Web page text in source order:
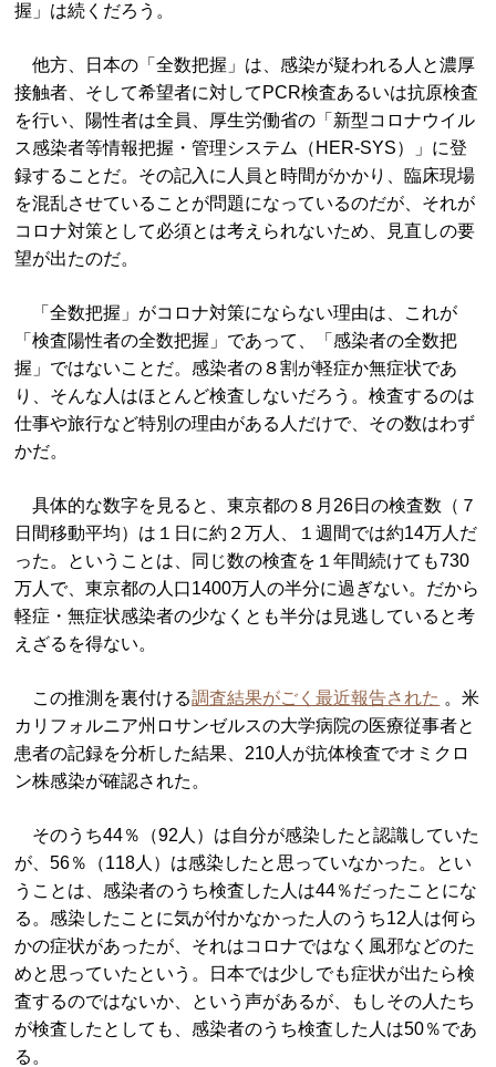
握」は続くだろう。
他方、日本の「全数把握」は、感染が疑われる人と濃厚
接触者、そして希望者に対してPCR検査あるいは抗原検査
を行い、陽性者は全員、厚生労働省の「新型コロナウイル
ス感染者等情報把握・管理システム（HER-SYS）」に登
録することだ。その記入に人員と時間がかかり、臨床現場
を混乱させていることが問題になっているのだが、それが
コロナ対策として必須とは考えられないため、見直しの要
望が出たのだ。
「全数把握」がコロナ対策にならない理由は、これが
「検査陽性者の全数把握」であって、「感染者の全数把
握」ではないことだ。感染者の８割が軽症か無症状であ
り、そんな人はほとんど検査しないだろう。検査するのは
仕事や旅行など特別の理由がある人だけで、その数はわず
かだ。
具体的な数字を見ると、東京都の８月26日の検査数（７
日間移動平均）は１日に約２万人、１週間では約14万人だ
った。ということは、同じ数の検査を１年間続けても730
万人で、東京都の人口1400万人の半分に過ぎない。だから
軽症・無症状感染者の少なくとも半分は見逃していると考
えざるを得ない。
この推測を裏付ける調査結果がごく最近報告された 。米
カリフォルニア州ロサンゼルスの大学病院の医療従事者と
患者の記録を分析した結果、210人が抗体検査でオミクロ
ン株感染が確認された。
そのうち44％（92人）は自分が感染したと認識していた
が、56％（118人）は感染したと思っていなかった。とい
うことは、感染者のうち検査した人は44％だったことにな
る。感染したことに気が付かなかった人のうち12人は何ら
かの症状があったが、それはコロナではなく風邪などのた
めと思っていたという。日本では少しでも症状が出たら検
査するのではないか、という声があるが、もしその人たち
が検査したとしても、感染者のうち検査した人は50％であ
る。